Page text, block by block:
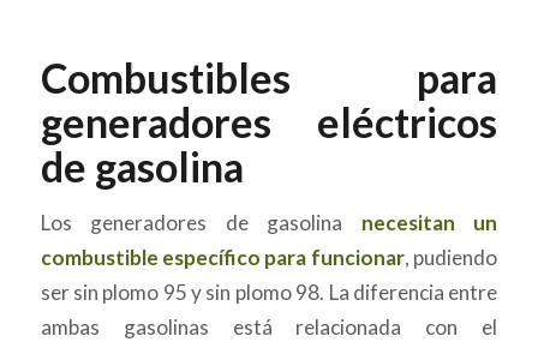
Combustibles para
generadores eléctricos
de gasolina
Los generadores de gasolina necesitan un
combustible específico para funcionar, pudiendo
ser sin plomo 95 y sin plomo 98. La diferencia entre
ambas gasolinas está relacionada con el